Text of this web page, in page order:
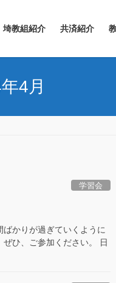
埼教組紹介 共済紹介
4月
学習会
かりが過ぎていくように
ひ、ご参加ください。 日